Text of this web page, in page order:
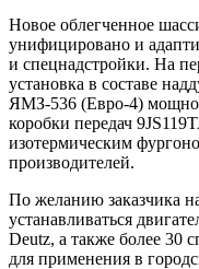
Новое облегченное
унифицировано и
и спецнадстройки. На
установка в составе
ЯМЗ-536 (Евро-4)
коробки передач
изотермическим
производителей.
По желанию заказчика
устанавливаться
Deutz, а также более 30
для применения в